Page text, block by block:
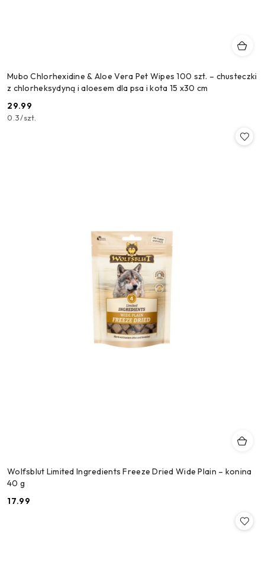
Mubo Chlorhexidine & Aloe Vera Pet Wipes 100 szt. – chusteczki
z chlorheksydyną i aloesem dla psa i kota 15 x30 cm
Cena:
29.99
0.3/szt.
Wolfsblut Limited Ingredients Freeze Dried Wide Plain – konina
40 g
Cena:
17.99